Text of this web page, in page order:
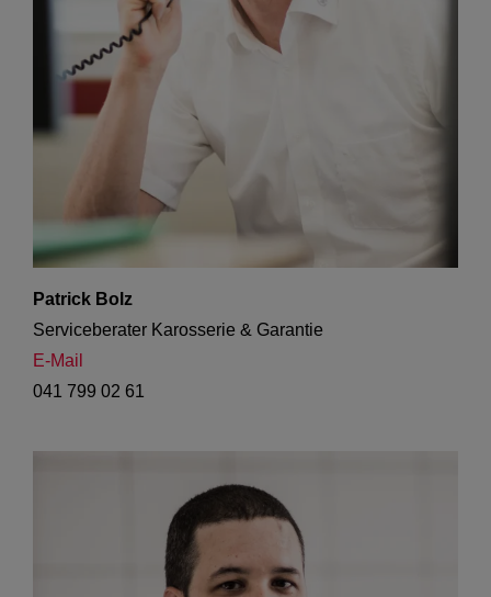
Patrick Bolz
Serviceberater Karosserie & Garantie
E-Mail
041 799 02 61